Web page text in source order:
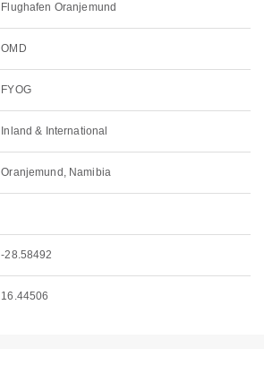
Flughafen Oranjemund
OMD
FYOG
Inland & International
Oranjemund, Namibia
-28.58492
16.44506